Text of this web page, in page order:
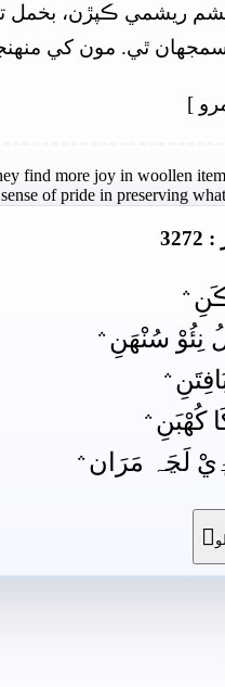
ريشمي ڪپڙن، بخمل
ٿي. مون کي منھنجن
]
find more joy in woollen
of pride in preserving what
نِئُوْ سُنْهَنِ﮶
کُھْبَنِ﮶
لَڃَہ مَرَان﮶
